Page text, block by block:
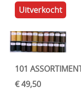
Uitverkocht
101
€ 49,50